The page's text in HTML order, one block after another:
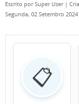
Escrito porSuper User |
Segunda, 02 Setembro 2024
📋